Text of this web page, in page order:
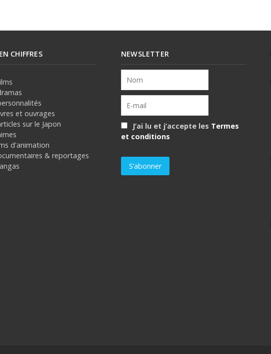
CHIFFRES
et ouvrages
sur le Japon
d'animation
& reportages
NEWSLETTER
J’ai lu et j’accepte les Termes
et conditions